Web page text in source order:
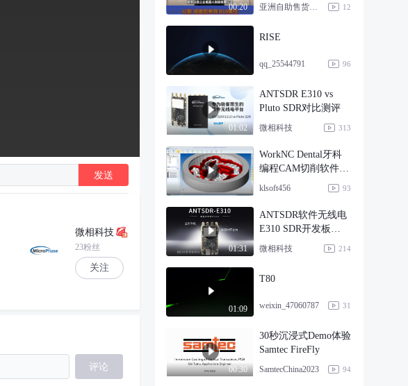
发送
微相科技
23粉丝
关注
评论
00:20 亚洲自助售货及智慧零售展 12
RISE
qq_25544791 96
01:02
ANTSDR E310 vs
Pluto SDR对比测评
微相科技 313
WorkNC Dental牙科
编程CAM切削软件
(1)
klsoft456 93
01:31
ANTSDR软件无线电
E310 SDR开发板
AD9361
微相科技 214
01:09
T80
weixin_47060787 31
00:30
30秒沉浸式Demo体验
Samtec FireFly
SamtecChina2023 94